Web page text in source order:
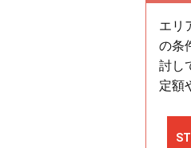
エリ
の条
討し
定額